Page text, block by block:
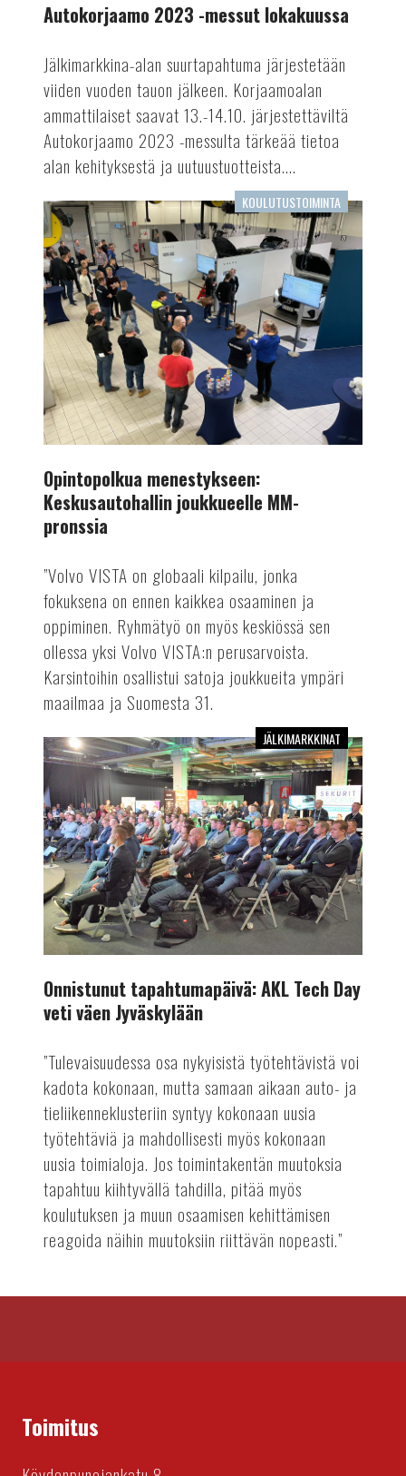
Autokorjaamo 2023 -messut lokakuussa
Jälkimarkkina-alan suurtapahtuma järjestetään
viiden vuoden tauon jälkeen. Korjaamoalan
ammattilaiset saavat 13.-14.10. järjestettäviltä
Autokorjaamo 2023 -messulta tärkeää tietoa
alan kehityksestä ja uutuustuotteista....
Opintopolkua
menestykseen:
Keskusautohallin
joukkueelle
MM-
pronssia
KOULUTUSTOIMINTA
Opintopolkua menestykseen:
Keskusautohallin joukkueelle MM-
pronssia
”Volvo VISTA on globaali kilpailu, jonka
fokuksena on ennen kaikkea osaaminen ja
oppiminen. Ryhmätyö on myös keskiössä sen
ollessa yksi Volvo VISTA:n perusarvoista.
Karsintoihin osallistui satoja joukkueita ympäri
maailmaa ja Suomesta 31.
Onnistunut
tapahtumapäivä:
AKL
Tech
Day
veti
väen
Jyväskylään
JÄLKIMARKKINAT
Onnistunut tapahtumapäivä: AKL Tech Day
veti väen Jyväskylään
”Tulevaisuudessa osa nykyisistä työtehtävistä voi
kadota kokonaan, mutta samaan aikaan auto- ja
tieliikenneklusteriin syntyy kokonaan uusia
työtehtäviä ja mahdollisesti myös kokonaan
uusia toimialoja. Jos toimintakentän muutoksia
tapahtuu kiihtyvällä tahdilla, pitää myös
koulutuksen ja muun osaamisen kehittämisen
reagoida näihin muutoksiin riittävän nopeasti.”
Toimitus